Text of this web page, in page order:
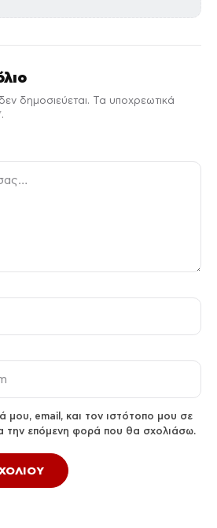
δημοσιεύεται. Τα υποχρεωτικά
μου, email, και τον ιστότοπο μου σε
την επόμενη φορά που θα σχολιάσω.